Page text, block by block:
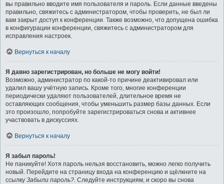
вы правильно вводите имя пользователя и пароль. Если данные введены
правильно, свяжитесь с администратором, чтобы проверить, не был ли
вам закрыт доступ к конференции. Также возможно, что допущена ошибка
в конфигурации конференции, свяжитесь с администратором для
исправления настроек.
Вернуться к началу
Я давно зарегистрирован, но больше не могу войти!
Возможно, администратор по какой-то причине деактивировал или
удалил вашу учётную запись. Кроме того, многие конференции
периодически удаляют пользователей, длительное время не
оставляющих сообщения, чтобы уменьшить размер базы данных. Если
это произошло, попробуйте зарегистрироваться снова и активнее
участвовать в дискуссиях.
Вернуться к началу
Я забыл пароль!
Не паникуйте! Хотя пароль нельзя восстановить, можно легко получить
новый. Перейдите на страницу входа на конференцию и щёлкните на
ссылку Забыли пароль?. Следуйте инструкциям, и скоро вы снова